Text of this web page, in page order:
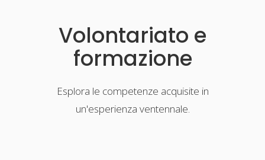
Volontariato e
formazione
Esplora le competenze acquisite in
un'esperienza ventennale.